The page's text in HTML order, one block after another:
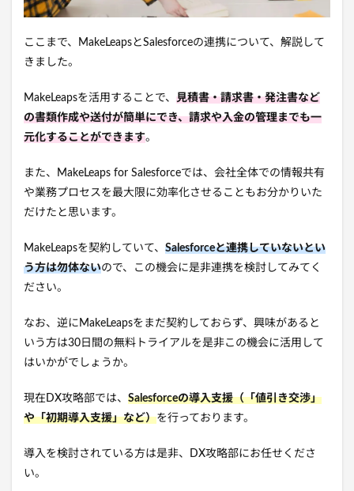
ここまで、MakeLeapsとSalesforceの連携について、解説して
きました。
MakeLeapsを活用することで、 見積書・請求書・発注書など
の書類作成や送付が簡単にでき、請求や入金の管理までも一
元化することができます。
また、MakeLeaps for Salesforceでは、会社全体での情報共有
や業務プロセスを最大限に効率化させることもお分かりいた
だけたと思います。
MakeLeapsを契約していて、 Salesforceと連携していないとい
う方は勿体ないので、この機会に是非連携を検討してみてく
ださい。
なお、逆にMakeLeapsをまだ契約しておらず、興味があると
いう方は30日間の無料トライアルを是非この機会に活用して
はいかがでしょうか。
現在DX攻略部では、 Salesforceの導入支援（「値引き交渉」
や「初期導入支援」など）を行っております。
導入を検討されている方は是非、DX攻略部にお任せくださ
い。